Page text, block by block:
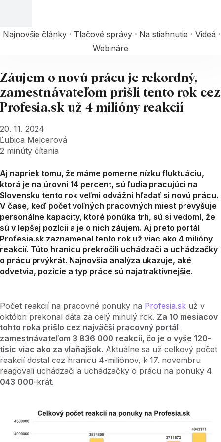
Najnovšie články Tlačové správy Na stiahnutie
Videá
Webináre
Záujem o novú prácu je rekordný,
zamestnávateľom prišli tento rok cez
Profesia.sk už 4 milióny reakcií
20. 11. 2024
Ľubica Melcerová
2 minúty čítania
Aj napriek tomu, že máme pomerne nízku fluktuáciu,
ktorá je na úrovni 14 percent, sú ľudia pracujúci na
Slovensku tento rok veľmi odvážni hľadať si novú prácu.
V čase, keď počet voľných pracovných miest prevyšuje
personálne kapacity, ktoré ponúka trh, sú si vedomí, že
sú v lepšej pozícii a je o nich záujem. Aj preto portál
Profesia.sk zaznamenal tento rok už viac ako 4 milióny
reakcií. Túto hranicu prekročili uchádzači a uchádzačky
o prácu prvýkrát. Najnovšia analýza ukazuje, aké
odvetvia, pozície a typ práce sú najatraktívnejšie.
Počet reakcií na pracovné ponuky na Profesia.sk už v
októbri prekonal dáta za celý minulý rok. Za 10 mesiacov
tohto roka prišlo cez najväčší pracovný portál
zamestnávateľom 3 836 000 reakcií, čo je o vyše 120-
tisíc viac ako za vlaňajšok. Aktuálne sa už celkový počet
reakcií dostal cez hranicu 4-miliónov, k 17. novembru
reagovali uchádzači a uchádzačky o prácu na ponuky 4
043 000-krát.